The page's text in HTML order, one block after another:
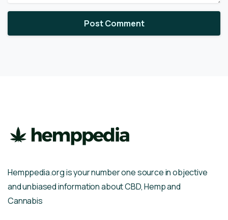
Hemppedia.org is your number one source in objective
and unbiased information about CBD, Hemp and
Cannabis